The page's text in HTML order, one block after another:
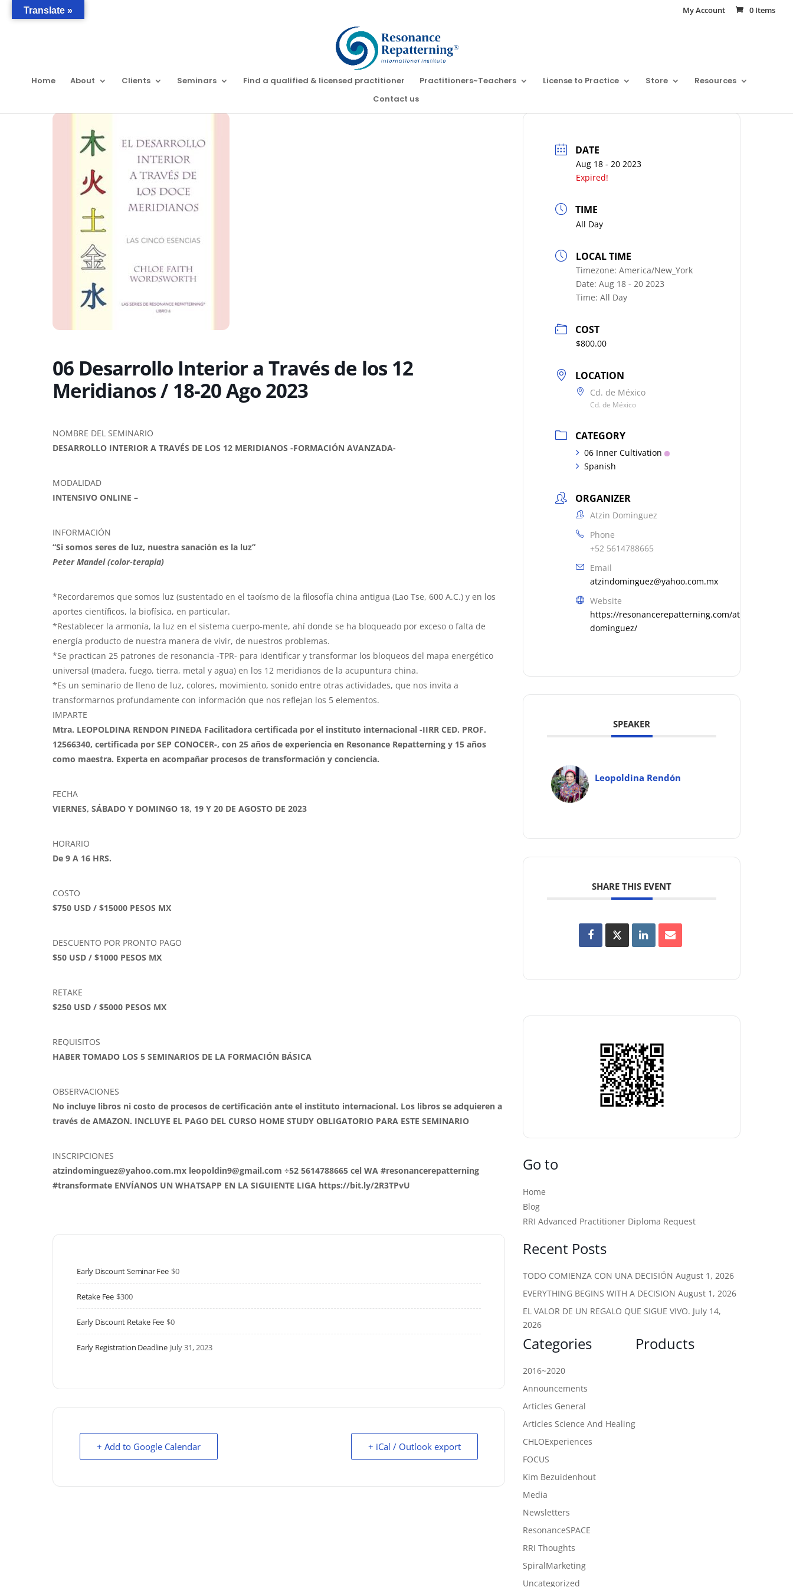
My Account 0 Items
Home About Clients Seminars Find a qualified & licensed practitioner Practitioners~Teachers License to Practice Store
Resources
Contact us
06 Desarrollo Interior a Través de los 12
Meridianos / 18-20 Ago 2023
NOMBRE DEL SEMINARIO
DESARROLLO INTERIOR A TRAVÉS DE LOS 12 MERIDIANOS -FORMACIÓN AVANZADA-
MODALIDAD
INTENSIVO ONLINE –
INFORMACIÓN
“Si somos seres de luz, nuestra sanación es la luz”
Peter Mandel (color-terapia)
*Recordaremos que somos luz (sustentado en el taoísmo de la filosofía china antigua (Lao Tse, 600 A.C.) y en los
aportes científicos, la biofísica, en particular.
*Restablecer la armonía, la luz en el sistema cuerpo-mente, ahí donde se ha bloqueado por exceso o falta de
energía producto de nuestra manera de vivir, de nuestros problemas.
*Se practican 25 patrones de resonancia -TPR- para identificar y transformar los bloqueos del mapa energético
universal (madera, fuego, tierra, metal y agua) en los 12 meridianos de la acupuntura china.
*Es un seminario de lleno de luz, colores, movimiento, sonido entre otras actividades, que nos invita a
transformarnos profundamente con información que nos reflejan los 5 elementos.
IMPARTE
Mtra. LEOPOLDINA RENDON PINEDA Facilitadora certificada por el instituto internacional -IIRR CED. PROF.
12566340, certificada por SEP CONOCER-, con 25 años de experiencia en Resonance Repatterning y 15 años
como maestra. Experta en acompañar procesos de transformación y conciencia.
FECHA
VIERNES, SÁBADO Y DOMINGO 18, 19 Y 20 DE AGOSTO DE 2023
HORARIO
De 9 A 16 HRS.
COSTO
$750 USD / $15000 PESOS MX
DESCUENTO POR PRONTO PAGO
$50 USD / $1000 PESOS MX
RETAKE
$250 USD / $5000 PESOS MX
REQUISITOS
HABER TOMADO LOS 5 SEMINARIOS DE LA FORMACIÓN BÁSICA
OBSERVACIONES
No incluye libros ni costo de procesos de certificación ante el instituto internacional. Los libros se adquieren a
través de AMAZON. INCLUYE EL PAGO DEL CURSO HOME STUDY OBLIGATORIO PARA ESTE SEMINARIO
INSCRIPCIONES
atzindominguez@yahoo.com.mx leopoldin9@gmail.com ÷52 5614788665 cel WA #resonancerepatterning
#transformate ENVÍANOS UN WHATSAPP EN LA SIGUIENTE LIGA https://bit.ly/2R3TPvU
Early Discount Seminar Fee $0
Retake Fee $300
Early Discount Retake Fee $0
Early Registration Deadline July 31, 2023
+ Add to Google Calendar + iCal / Outlook export
DATE
Aug 18 - 20 2023
Expired!
TIME
All Day
LOCAL TIME
Timezone:America/New_York
Date:Aug 18 - 20 2023
Time:All Day
COST
$800.00
LOCATION
Cd. de México
Cd. de México
CATEGORY
06 Inner Cultivation
Spanish
ORGANIZER
Atzin Dominguez
Phone
+52 5614788665
Email
atzindominguez@yahoo.com.mx
Website
https://resonancerepatterning.com/atzin-
dominguez/
SPEAKER
Leopoldina Rendón
SHARE THIS EVENT
Go to
Home
Blog
RRI Advanced Practitioner Diploma Request
Recent Posts
TODO COMIENZA CON UNA DECISIÓN August 1, 2026
EVERYTHING BEGINS WITH A DECISION August 1, 2026
EL VALOR DE UN REGALO QUE SIGUE VIVO. July 14,
2026
Categories
2016~2020
Announcements
Articles General
Articles Science And Healing
CHLOExperiences
FOCUS
Kim Bezuidenhout
Media
Newsletters
ResonanceSPACE
RRI Thoughts
SpiralMarketing
Uncategorized
Products
Translate »